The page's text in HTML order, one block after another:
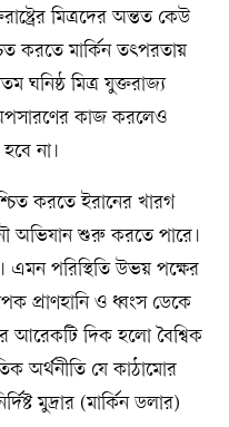
মিত্রদের অন্তত কেউ
করতে মার্কিন তৎপরতায়
ঘনিষ্ঠ মিত্র যুক্তরাজ্য
কাজ করলেও
না।
করতে ইরানের খারগ
অভিযান শুরু করতে পারে।
এমন পরিস্থিতি উভয় পক্ষের
প্রাণহানি ও ধ্বংস ডেকে
আরেকটি দিক হলো বৈশ্বিক
অর্থনীতি যে কাঠামোর
মুদ্রার (মার্কিন ডলার)